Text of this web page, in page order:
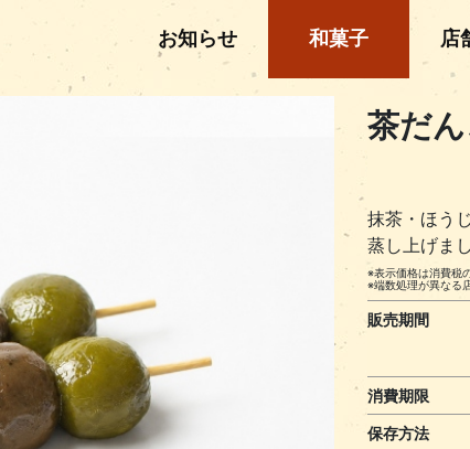
お知らせ(current)和菓子 店
茶だ
抹茶・ほう
蒸し上げま
※表示価格は消費税
※端数処理が異なる
販売期間
消費期限
保存方法